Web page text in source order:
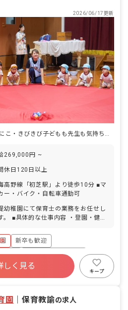
2026/06/17更新
のびのび・にこにこ・きびきび――子どもも先生も気持ちよく過ごせる職場◎
269,000円 ~
休日120日以上
高野線「初芝駅」より徒歩10分 ■マ
ー・バイク・自転車通勤可
幼稚園にて保育士の業務をお任せし
内容 ・登園‧健康
‧⾳楽‧絵本などの活動 ・給⾷やお
、排せつなどの援助 ・⽇誌や連絡帳
⼊ ・⾏事の企画‧準備‧保護者対応
新卒も歓迎
あり
年間休日120日以上
補助あり
社会保険完備
しく見る
キープ
園 ｜保育教諭の求人